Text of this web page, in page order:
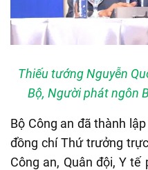
Thiếu tướng Nguyễn
Bộ, Người phát ngôn
Bộ Công an đã thành
đồng chí Thứ trưởng
Công an, Quân đội, Y